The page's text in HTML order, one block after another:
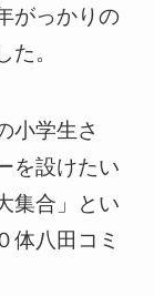
がっかりの
。
小学生さ
を設けたい
集合」とい
体八田コミ